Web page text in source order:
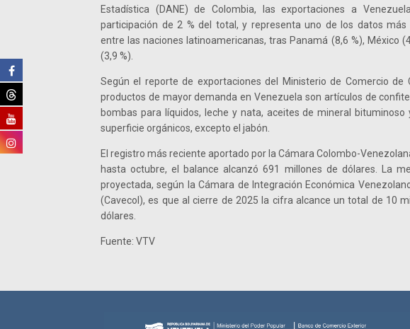
Estadística (DANE) de Colombia, las exportaciones a
participación de 2 % del total, y representa uno de los datos más
entre las naciones latinoamericanas, tras Panamá (8,6 %), México
(3,9 %).
Según el reporte de exportaciones del Ministerio de Comercio de
productos de mayor demanda en Venezuela son artículos de
bombas para líquidos, leche y nata, aceites de mineral bituminoso
superficie orgánicos, excepto el jabón.
El registro más reciente aportado por la Cámara Colombo-
hasta octubre, el balance alcanzó 691 millones de dólares. La
proyectada, según la Cámara de Integración Económica
(Cavecol), es que al cierre de 2025 la cifra alcance un total de 10
dólares.
Fuente: VTV